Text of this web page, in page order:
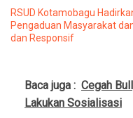
RSUD Kotamobagu
Pengaduan Masyarakat
dan Responsif
Baca juga : Cegah
Lakukan Sosialisasi